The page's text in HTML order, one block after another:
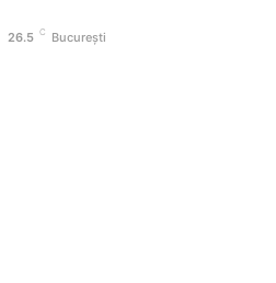
26.5 C București